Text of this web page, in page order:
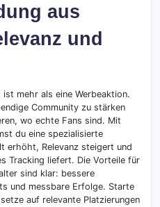
aus
und
mehr als eine Werbeaktion.
Community zu stärken
wo echte Fans sind. Mit
du eine spezialisierte
erhöht, Relevanz steigert und
Tracking liefert. Die Vorteile für
sind klar: bessere
und messbare Erfolge. Starte
auf relevante Platzierungen